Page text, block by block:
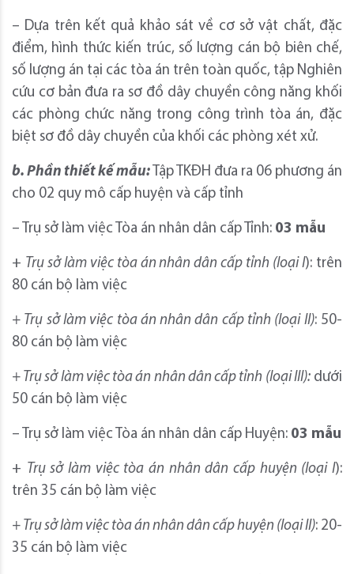
– Dựa trên kết quả khảo sát về cơ sở vật chất, đặc
điểm, hình thức kiến trúc, số lượng cán bộ biên chế,
số lượng án tại các tòa án trên toàn quốc, tập Nghiên
cứu cơ bản đưa ra sơ đồ dây chuyền công năng khối
các phòng chức năng trong công trình tòa án, đặc
biệt sơ đồ dây chuyền của khối các phòng xét xử.
b. Phần thiết kế mẫu:
Tập TKĐH đưa ra 06 phương án
cho 02 quy mô cấp huyện và cấp tỉnh
– Trụ sở làm việc Tòa án nhân dân cấp Tỉnh: 03 mẫu
+ Trụ sở làm việc tòa án nhân dân cấp tỉnh (loại I): trên
80 cán bộ làm việc
+ Trụ sở làm việc tòa án nhân dân cấp tỉnh (loại II): 50-
80 cán bộ làm việc
+ Trụ sở làm việc tòa án nhân dân cấp tỉnh (loại III):dưới
50 cán bộ làm việc
– Trụ sở làm việc Tòa án nhân dân cấp Huyện: 03 mẫu
+ Trụ sở làm việc tòa án nhân dân cấp huyện (loại I):
trên 35 cán bộ làm việc
+ Trụ sở làm việc tòa án nhân dân cấp huyện (loại II): 20-
35 cán bộ làm việc